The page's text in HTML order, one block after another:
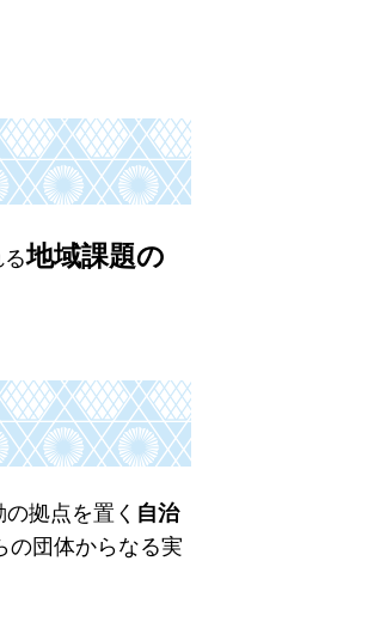
る地域課題の
拠点を置く 自治
の団体からなる実